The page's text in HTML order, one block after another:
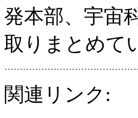
発本部、宇宙
取りまとめて
関連リンク: